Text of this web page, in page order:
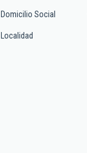
Domicilio Social
Localidad